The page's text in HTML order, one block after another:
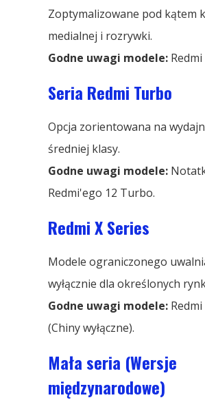
Zoptymalizowane pod kątem
medialnej i rozrywki.
Godne uwagi modele: Redmi
Seria Redmi Turbo
Opcja zorientowana na
średniej klasy.
Godne uwagi modele:
Redmi'ego 12 Turbo.
Redmi X Series
Modele ograniczonego
wyłącznie dla określonych
Godne uwagi modele:
(Chiny wyłączne).
Mała seria (Wersje
międzynarodowe)